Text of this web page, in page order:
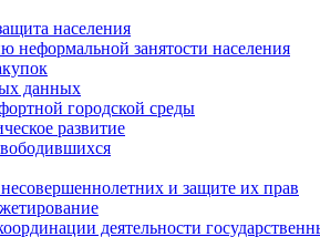
населения
неформальной занятости населения
данных
городской среды
развитие
и защите их прав
деятельности